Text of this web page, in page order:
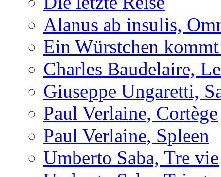
Alanus ab insulis,
Ein Würstchen
Charles Baudelaire,
Giuseppe Ungaretti,
Paul Verlaine, Cortège
Paul Verlaine, Spleen
Umberto Saba, Tre vie